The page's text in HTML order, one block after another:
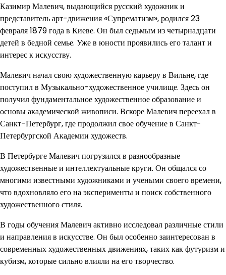
Казимир Малевич, выдающийся русский художник и
представитель арт-движения «Супрематизм», родился 23
февраля 1879 года в Киеве. Он был седьмым из четырнадцати
детей в бедной семье. Уже в юности проявились его талант и
интерес к искусству.
Малевич начал свою художественную карьеру в Вильне, где
поступил в Музыкально-художественное училище. Здесь он
получил фундаментальное художественное образование и
основы академической живописи. Вскоре Малевич переехал в
Санкт-Петербург, где продолжил свое обучение в Санкт-
Петербургской Академии художеств.
В Петербурге Малевич погрузился в разнообразные
художественные и интеллектуальные круги. Он общался со
многими известными художниками и учеными своего времени,
что вдохновляло его на эксперименты и поиск собственного
художественного стиля.
В годы обучения Малевич активно исследовал различные стили
и направления в искусстве. Он был особенно заинтересован в
современных художественных движениях, таких как футуризм и
кубизм, которые сильно влияли на его творчество.